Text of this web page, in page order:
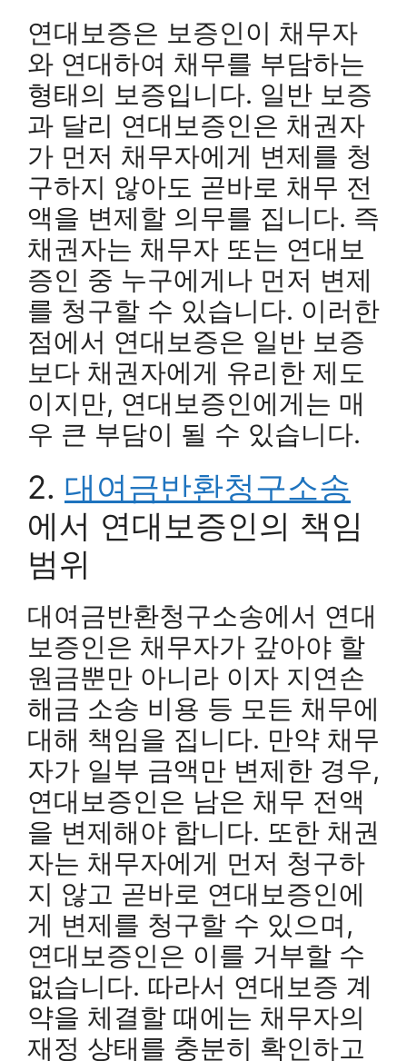
연대보증은 보증인이 채무자
와 연대하여 채무를 부담하는
형태의 보증입니다. 일반 보증
과 달리 연대보증인은 채권자
가 먼저 채무자에게 변제를 청
구하지 않아도 곧바로 채무 전
액을 변제할 의무를 집니다. 즉
채권자는 채무자 또는 연대보
증인 중 누구에게나 먼저 변제
를 청구할 수 있습니다. 이러한
점에서 연대보증은 일반 보증
보다 채권자에게 유리한 제도
이지만, 연대보증인에게는 매
우 큰 부담이 될 수 있습니다.
2. 대여금반환청구소송
에서 연대보증인의 책임
범위
대여금반환청구소송에서 연대
보증인은 채무자가 갚아야 할
원금뿐만 아니라 이자 지연손
해금 소송 비용 등 모든 채무에
대해 책임을 집니다. 만약 채무
자가 일부 금액만 변제한 경우,
연대보증인은 남은 채무 전액
을 변제해야 합니다. 또한 채권
자는 채무자에게 먼저 청구하
지 않고 곧바로 연대보증인에
게 변제를 청구할 수 있으며,
연대보증인은 이를 거부할 수
없습니다. 따라서 연대보증 계
약을 체결할 때에는 채무자의
재정 상태를 충분히 확인하고